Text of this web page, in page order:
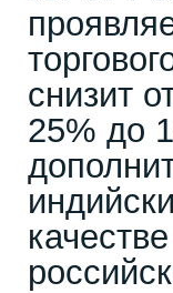
снизит
25% до